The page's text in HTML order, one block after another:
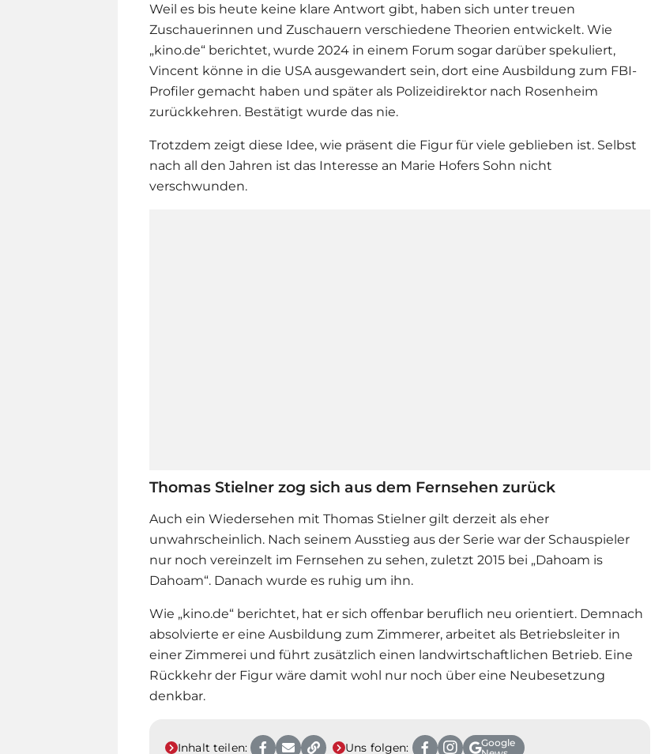
Weil es bis heute keine klare Antwort gibt, haben sich unter treuen
Zuschauerinnen und Zuschauern verschiedene Theorien entwickelt. Wie
„kino.de“ berichtet, wurde 2024 in einem Forum sogar darüber spekuliert,
Vincent könne in die USA ausgewandert sein, dort eine Ausbildung zum FBI-
Profiler gemacht haben und später als Polizeidirektor nach Rosenheim
zurückkehren. Bestätigt wurde das nie.
Trotzdem zeigt diese Idee, wie präsent die Figur für viele geblieben ist. Selbst
nach all den Jahren ist das Interesse an Marie Hofers Sohn nicht
verschwunden.
Thomas Stielner zog sich aus dem Fernsehen zurück
Auch ein Wiedersehen mit Thomas Stielner gilt derzeit als eher
unwahrscheinlich. Nach seinem Ausstieg aus der Serie war der Schauspieler
nur noch vereinzelt im Fernsehen zu sehen, zuletzt 2015 bei „Dahoam is
Dahoam“. Danach wurde es ruhig um ihn.
Wie „kino.de“ berichtet, hat er sich offenbar beruflich neu orientiert. Demnach
absolvierte er eine Ausbildung zum Zimmerer, arbeitet als Betriebsleiter in
einer Zimmerei und führt zusätzlich einen landwirtschaftlichen Betrieb. Eine
Rückkehr der Figur wäre damit wohl nur noch über eine Neubesetzung
denkbar.
Inhalt teilen: Uns folgen:
Google